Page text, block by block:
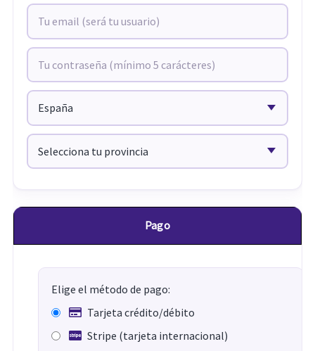
Pago
Elige el método de pago:
Tarjeta crédito/débito
Stripe (tarjeta internacional)